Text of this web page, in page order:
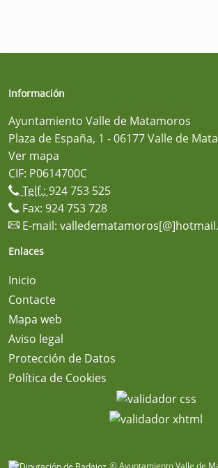
Información
Ayuntamiento Valle de Matamoros
Plaza de España, 1 - 06177 Valle de
Ver mapa
CIF: P0614700C
Telf.: 924 753 525
Fax: 924 753 728
E-mail:
Enlaces
Inicio
Contacte
Mapa web
Aviso legal
Protección de Datos
Política de Cookies